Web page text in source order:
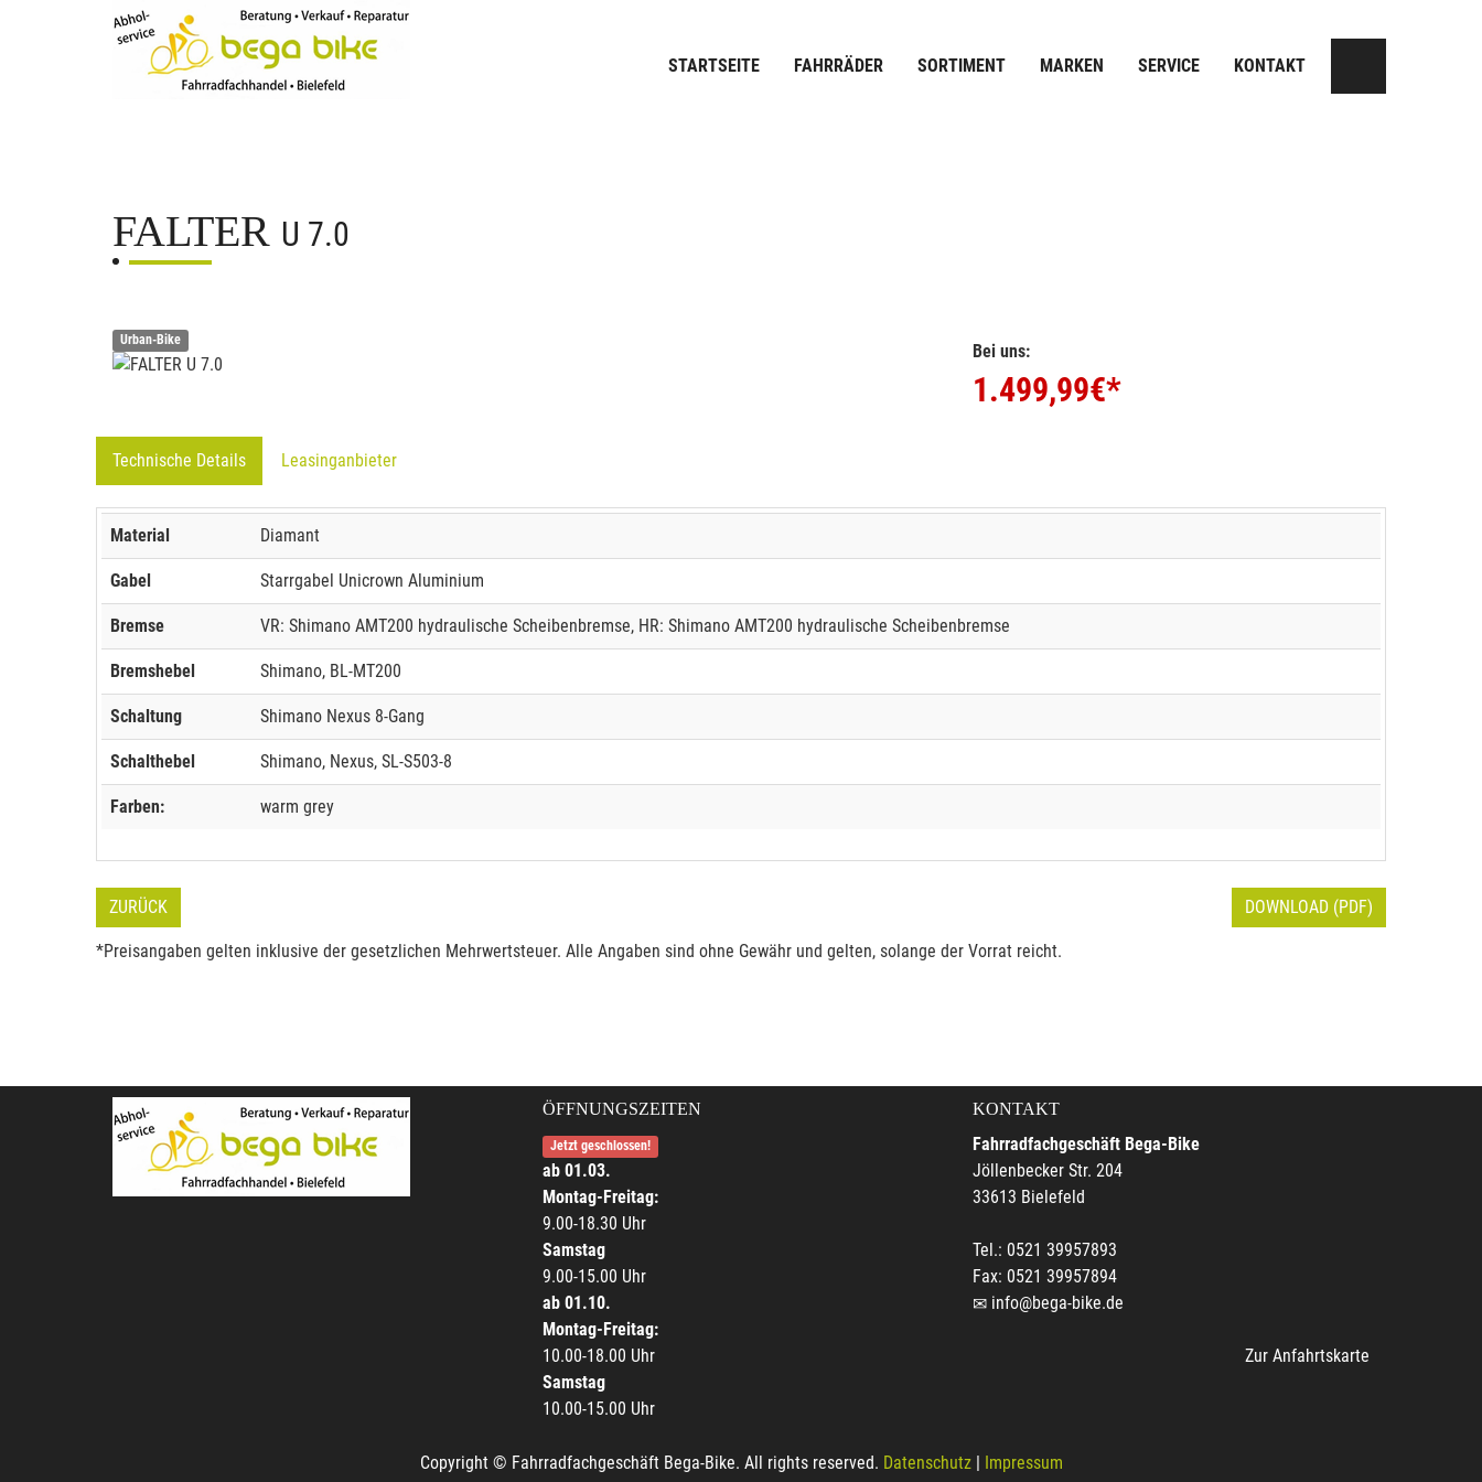
STARTSEITE FAHRRÄDER SORTIMENT MARKEN SERVICE KONTAKT
FALTER U 7.0
Urban-Bike
Bei uns:
1.499,99€*
Technische Details Leasinganbieter
Material Diamant
Gabel Starrgabel Unicrown Aluminium
Bremse VR: Shimano AMT200 hydraulische Scheibenbremse, HR: Shimano AMT200 hydraulische Scheibenbremse
Bremshebel Shimano, BL-MT200
Schaltung Shimano Nexus 8-Gang
Schalthebel Shimano, Nexus, SL-S503-8
Farben: warm grey
ZURÜCK DOWNLOAD (PDF)
*Preisangaben gelten inklusive der gesetzlichen Mehrwertsteuer. Alle Angaben sind ohne Gewähr und gelten, solange der Vorrat reicht.
ÖFFNUNGSZEITEN
Jetzt geschlossen!
ab 01.03.
Montag-Freitag:
9.00-18.30 Uhr
Samstag
9.00-15.00 Uhr
ab 01.10.
Montag-Freitag:
10.00-18.00 Uhr
Samstag
10.00-15.00 Uhr
KONTAKT
Fahrradfachgeschäft Bega-Bike
Jöllenbecker Str. 204
33613 Bielefeld
Tel.: 0521 39957893
Fax: 0521 39957894
info@bega-bike.de
Zur Anfahrtskarte
Copyright © Fahrradfachgeschäft Bega-Bike. All rights reserved. Datenschutz| Impressum